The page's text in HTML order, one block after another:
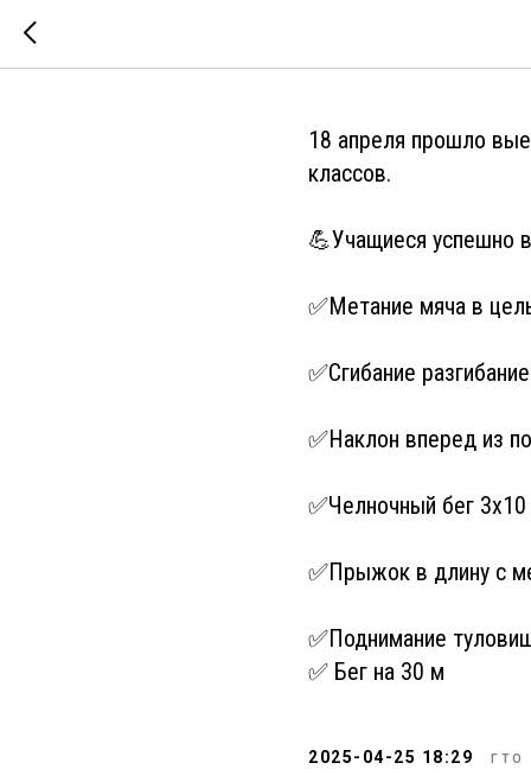
18 апреля прошло
классов.
💪Учащиеся успешно
✅Метание мяча в
✅Сгибание
✅Наклон вперед из
✅Челночный бег
✅Прыжок в длину с
✅Поднимание
✅ Бег на 30 м
2025-04-25 18:29 ГТО